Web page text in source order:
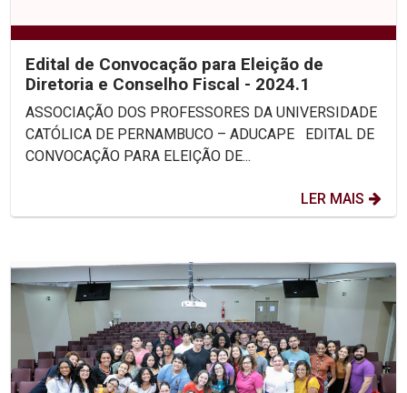
Edital de Convocação para Eleição de
Diretoria e Conselho Fiscal - 2024.1
ASSOCIAÇÃO DOS PROFESSORES DA UNIVERSIDADE
CATÓLICA DE PERNAMBUCO – ADUCAPE EDITAL DE
CONVOCAÇÃO PARA ELEIÇÃO DE...
LER MAIS